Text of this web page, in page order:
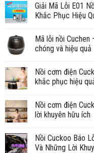
Giải Mã Lỗi E01
Khắc Phục Hiệu
Mã lỗi nồi
chóng và hiệu quả
Nồi cơm điện
khắc phục hiệu
Nồi cơm điện
lời khuyên hữu ích
Nồi Cuckoo Báo
Và Những Lời